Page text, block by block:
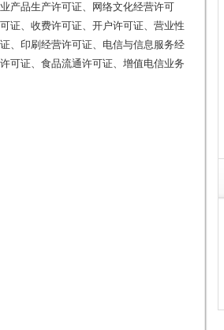
产品生产许可证、网络文化经营许可
证、收费许可证、开户许可证、营业性
、印刷经营许可证、电信与信息服务经
可证、食品流通许可证、增值电信业务